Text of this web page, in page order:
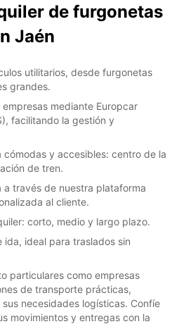
de furgonetas
Jaén
utilitarios, desde furgonetas
grandes.
mediante Europcar
facilitando la gestión y
y accesibles: centro de la
de tren.
a través de nuestra plataforma
al cliente.
corto, medio y largo plazo.
ida, ideal para traslados sin
particulares como empresas
de transporte prácticas,
necesidades logísticas. Confíe
movimientos y entregas con la